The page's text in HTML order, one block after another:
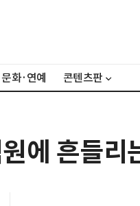
문화·연예 콘텐츠판
에 흔들리